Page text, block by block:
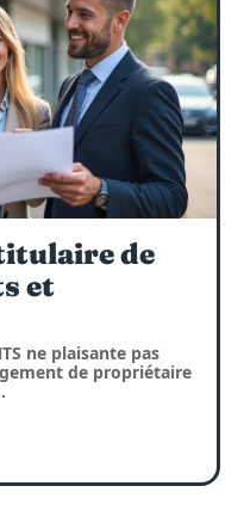
de
et
ne plaisante pas
de propriétaire